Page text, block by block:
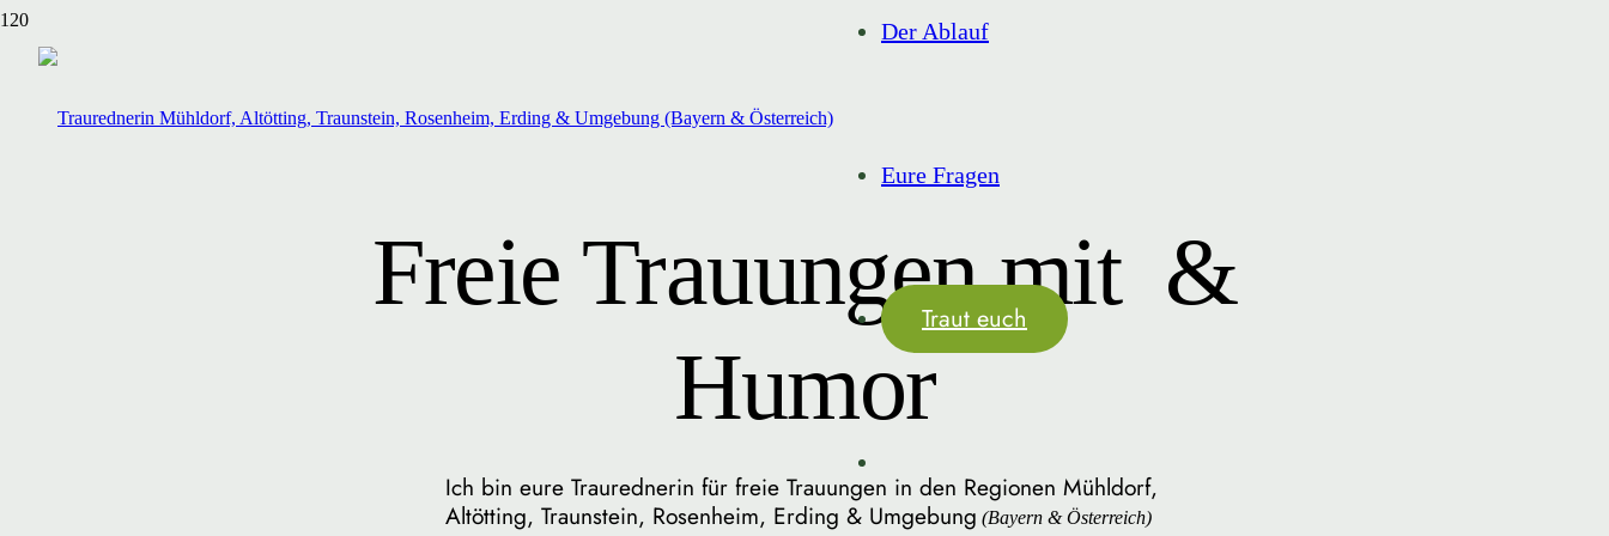
Der Ablauf
Eure Fragen
Traut euch
Freie Trauungen mit &
Humor
Ich bin eure Traurednerin für freie Trauungen in den Regionen Mühldorf,
Altötting, Traunstein, Rosenheim, Erding & Umgebung (Bayern & Österreich)